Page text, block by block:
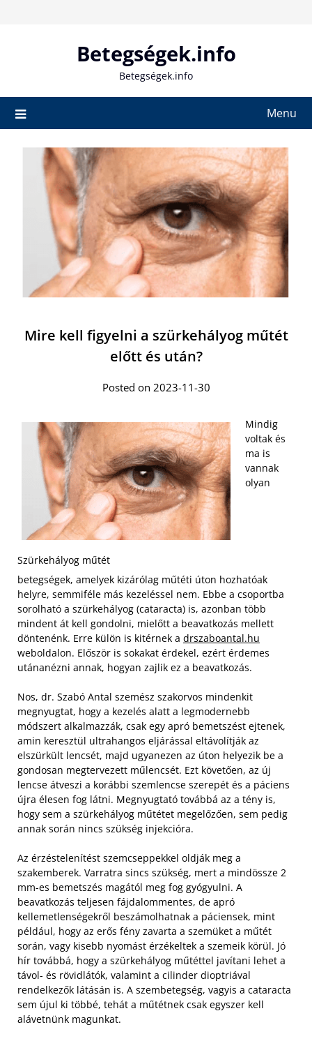
Betegségek.info
Betegségek.info
Menu
Mire kell figyelni a szürkehályog műtét
előtt és után?
Posted on 2023-11-30
Szürkehályog műtét
Mindig
voltak és
ma is
vannak
olyan
betegségek, amelyek kizárólag műtéti úton hozhatóak
helyre, semmiféle más kezeléssel nem. Ebbe a csoportba
sorolható a szürkehályog (cataracta) is, azonban több
mindent át kell gondolni, mielőtt a beavatkozás mellett
döntenénk. Erre külön is kitérnek a drszaboantal.hu
weboldalon. Először is sokakat érdekel, ezért érdemes
utánanézni annak, hogyan zajlik ez a beavatkozás.
Nos, dr. Szabó Antal szemész szakorvos mindenkit
megnyugtat, hogy a kezelés alatt a legmodernebb
módszert alkalmazzák, csak egy apró bemetszést ejtenek,
amin keresztül ultrahangos eljárással eltávolítják az
elszürkült lencsét, majd ugyanezen az úton helyezik be a
gondosan megtervezett műlencsét. Ezt követően, az új
lencse átveszi a korábbi szemlencse szerepét és a páciens
újra élesen fog látni. Megnyugtató továbbá az a tény is,
hogy sem a szürkehályog műtétet megelőzően, sem pedig
annak során nincs szükség injekcióra.
Az érzéstelenítést szemcseppekkel oldják meg a
szakemberek. Varratra sincs szükség, mert a mindössze 2
mm-es bemetszés magától meg fog gyógyulni. A
beavatkozás teljesen fájdalommentes, de apró
kellemetlenségekről beszámolhatnak a páciensek, mint
például, hogy az erős fény zavarta a szemüket a műtét
során, vagy kisebb nyomást érzékeltek a szemeik körül. Jó
hír továbbá, hogy a szürkehályog műtéttel javítani lehet a
távol- és rövidlátók, valamint a cilinder dioptriával
rendelkezők látásán is. A szembetegség, vagyis a cataracta
sem újul ki többé, tehát a műtétnek csak egyszer kell
alávetnünk magunkat.